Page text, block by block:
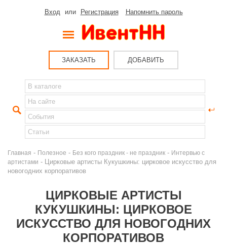
Вход или Регистрация Напомнить пароль
ЗАКАЗАТЬ ДОБАВИТЬ
Главная - Полезное - Без кого праздник - не праздник - Интервью с
артистами - Цирковые артисты Кукушкины: цирковое искусство для
новогодних корпоративов
ЦИРКОВЫЕ АРТИСТЫ
КУКУШКИНЫ: ЦИРКОВОЕ
ИСКУССТВО ДЛЯ НОВОГОДНИХ
КОРПОРАТИВОВ